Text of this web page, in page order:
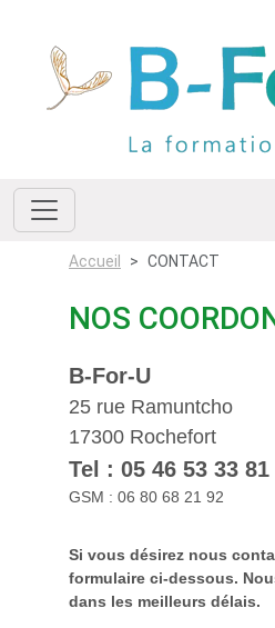
Accueil CONTACT
NOS
B-For-U
25 rue Ramuntcho
17300 Rochefort
Tel : 05 46 53 33 81
GSM : 06 80 68 21 92
Si vous désirez nous
formulaire ci-dessous.
dans les meilleurs délais.